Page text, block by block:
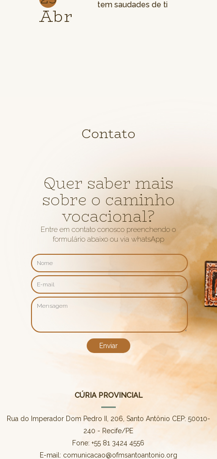
Abr
tem saudades de ti
Contato
Quer saber mais
sobre o caminho
vocacional?
Entre em contato conosco preenchendo o
formulário abaixo ou via whatsApp
CÚRIA PROVINCIAL
Rua do Imperador Dom Pedro II, 206, Santo Antônio CEP: 50010-
240 - Recife/PE
Fone: +55 81 3424 4556
E-mail: comunicacao@ofmsantoantonio.org